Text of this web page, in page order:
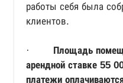
работы себя была
клиентов.
· Площадь
арендной ставке 55
платежи